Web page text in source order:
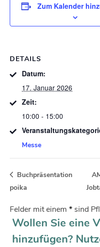
Zum Kalender
DETAILS
Datum:
17. Januar 2026
Zeit:
10:00 - 15:00
Messe
Buchpräsentation
poika
Felder mit einem * sind
Wollen Sie eine
hinzufügen?